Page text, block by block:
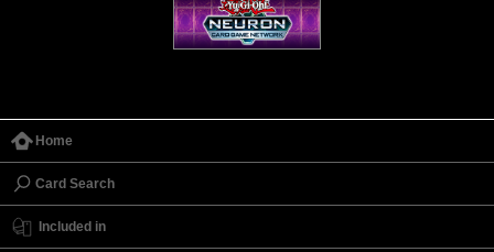
Home
Card Search
Included in